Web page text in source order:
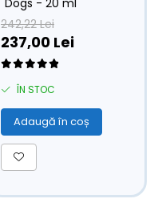
242,22 Lei
237,00 Lei
ÎN STOC
Adaugă în coș